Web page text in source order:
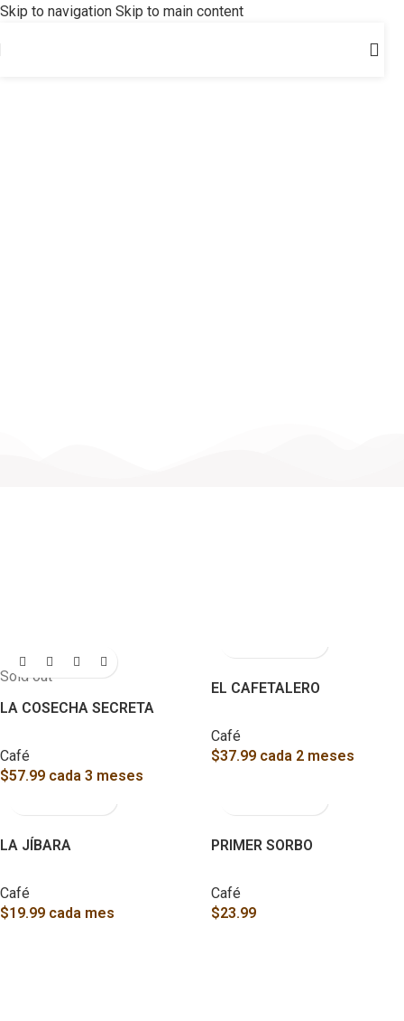
Skip to navigation Skip to main content
Sold out
LA COSECHA SECRETA
Café
$57.99 cada 3 meses
EL CAFETALERO
Café
$37.99cada 2 meses
LA JÍBARA
Café
$19.99 cada mes
PRIMER SORBO
Café
$23.99